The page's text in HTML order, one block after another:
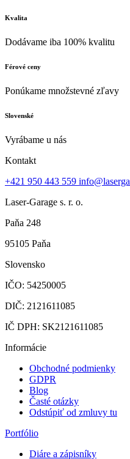
Kvalita
Dodávame iba 100% kvalitu
Férové ceny
Ponúkame množstevné zľavy
Slovenské
Vyrábame u nás
Kontakt
+421 950 443 559
Laser-Garage s. r. o.
Paňa 248
95105 Paňa
Slovensko
IČO: 54250005
DIČ: 2121611085
IČ DPH: SK2121611085
Informácie
Obchodné podmienky
GDPR
Blog
Časté otázky
Odstúpiť od zmluvy tu
Portfólio
Diáre a zápisníky